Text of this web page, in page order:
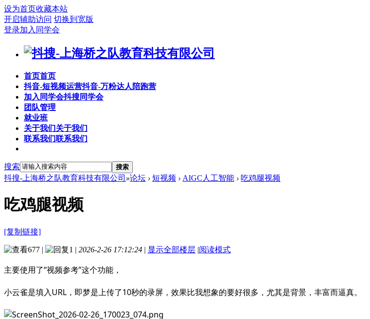
设为首页收藏本站
开启辅助访问 切换到宽版
登录加入同学会
首页首页
抖音-短视频运营抖音-万粉达人陪跑营
加入同学会抖搜同学会
团队管理
就业班
关于我们关于我们
联系我们联系我们
搜索 搜索
抖搜-上海桥之队教育科技有限公司 »论坛 › 短视频 › AIGC人工智能 › 吃鸡腿视频
吃鸡腿视频
[复制链接]
677 | 1 | 2026-2-26 17:12:24 | 显示全部楼层 |阅读模式
主要使用了“视频参考”这个功能，
小云雀是填入URL，即梦是上传了10秒的录屏，效果比我想象的要好很多，尤其是背景，丰富而逼真。